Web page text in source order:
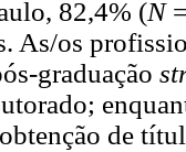
82,4% (N
As/os
graduação
de